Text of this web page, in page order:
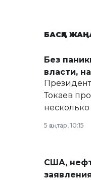
БАСҚА
Без
власти,
Токаев
несколько
армии,
5 қаңтар, 10:15
США,